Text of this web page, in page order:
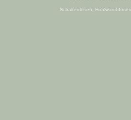
Schalterdosen,